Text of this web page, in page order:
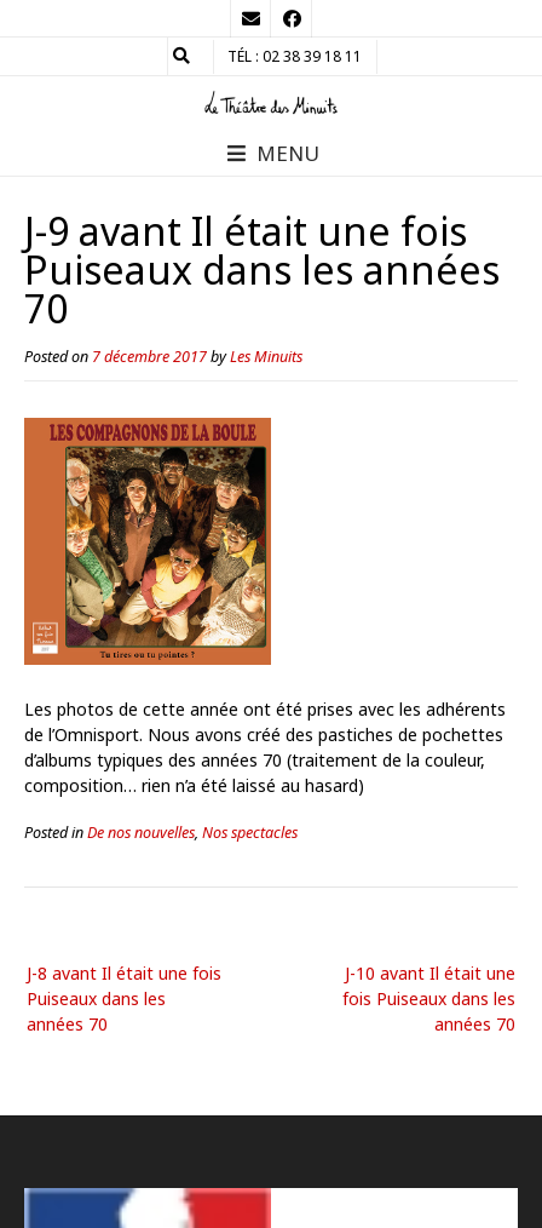
TÉL : 02 38 39 18 11
MENU
J-9 avant Il était une fois
Puiseaux dans les années
70
Posted on 7 décembre 2017byLes Minuits
Les photos de cette année ont été prises avec les adhérents
de l’Omnisport. Nous avons créé des pastiches de pochettes
d’albums typiques des années 70 (traitement de la couleur,
composition… rien n’a été laissé au hasard)
Posted inDe nos nouvelles, Nos spectacles
J-10 avant Il était une
fois Puiseaux dans les
années 70
J-8 avant Il était une fois
Puiseaux dans les
années 70